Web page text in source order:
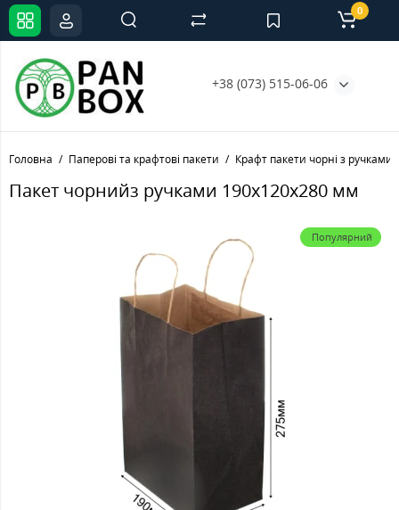
+38 (073) 515-06-06
0
Головна Паперові та крафтові пакети Крафт пакети чорні з ручками
Пакет чорнийз ручками 190х120х280 мм
Популярний